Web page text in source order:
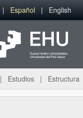
Español English
Estudios Estructura